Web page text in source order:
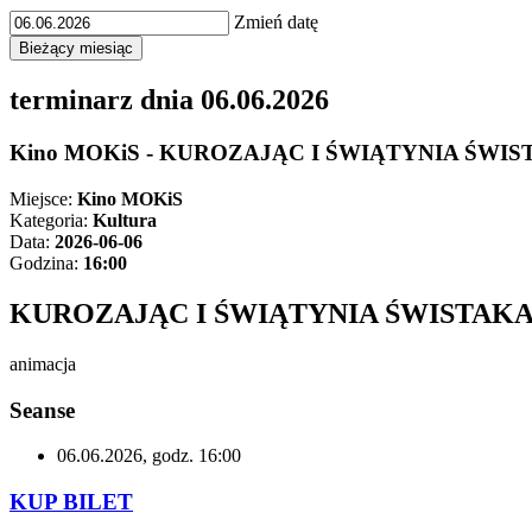
Zmień datę
terminarz dnia 06.06.2026
Kino MOKiS - KUROZAJĄC I ŚWIĄTYNIA
Miejsce: Kino MOKiS
Kategoria: Kultura
Data: 2026-06-06
Godzina: 16:00
KUROZAJĄC I ŚWIĄTYNIA ŚWISTAKA
animacja
Seanse
06.06.2026, godz. 16:00
KUP BILET